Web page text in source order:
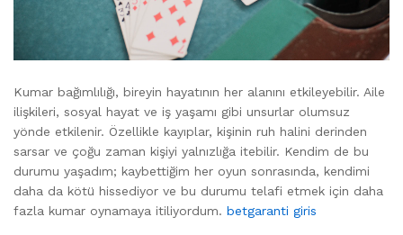
Kumar bağımlılığı, bireyin hayatının her alanını etkileyebilir. Aile
ilişkileri, sosyal hayat ve iş yaşamı gibi unsurlar olumsuz
yönde etkilenir. Özellikle kayıplar, kişinin ruh halini derinden
sarsar ve çoğu zaman kişiyi yalnızlığa itebilir. Kendim de bu
durumu yaşadım; kaybettiğim her oyun sonrasında, kendimi
daha da kötü hissediyor ve bu durumu telafi etmek için daha
fazla kumar oynamaya itiliyordum. betgaranti giris